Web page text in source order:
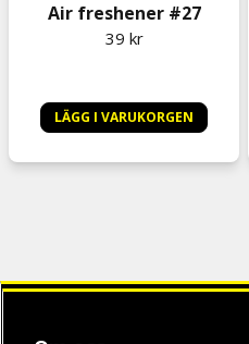
Air freshener #27
39 kr
LÄGG I VARUKORGEN